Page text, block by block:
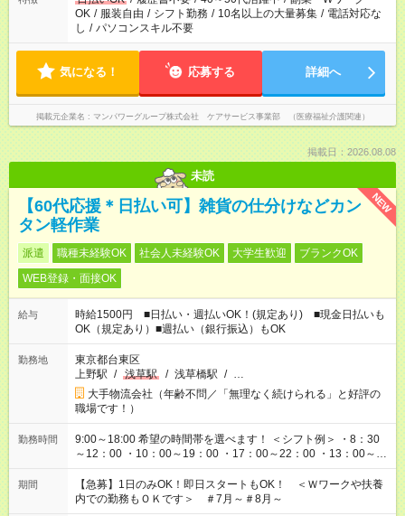
OK / 服装自由 / シフト勤務 / 10名以上の大量募集 / 電話対応な
し / パソコンスキル不要
気になる！ 応募する 詳細へ
掲載元企業名 マンパワーグループ株式会社 ケアサービス事業部 （医療福祉介護関連）
掲載日：2026.08.08
未読
NEW
【60代応援＊日払い可】雑貨の仕分けなどカン
タン軽作業
派遣 職種未経験OK 社会人未経験OK 大学生歓迎
ブランクOK
WEB登録・面接OK
給与
時給1500円 ■日払い・週払いOK！(規定あり) ■現金日払いも
OK（規定あり）■週払い（銀行振込）もOK
勤務地
東京都台東区
上野駅 / 浅草駅 / 浅草橋駅 / …
大手物流会社（年齢不問／「無理なく続けられる」と好評の
職場です！）
勤務時間
9:00～18:00 希望の時間帯を選べます！ ＜シフト例＞ ・8：30
～12：00 ・10：00～19：00 ・17：00～22：00 ・13：00～
22：00 ・22：00～翌6：00 など
期間
【急募】1日のみOK！即日スタートもOK！ ＜Ｗワークや扶養
内での勤務もＯＫです＞ ＃7月～＃8月～